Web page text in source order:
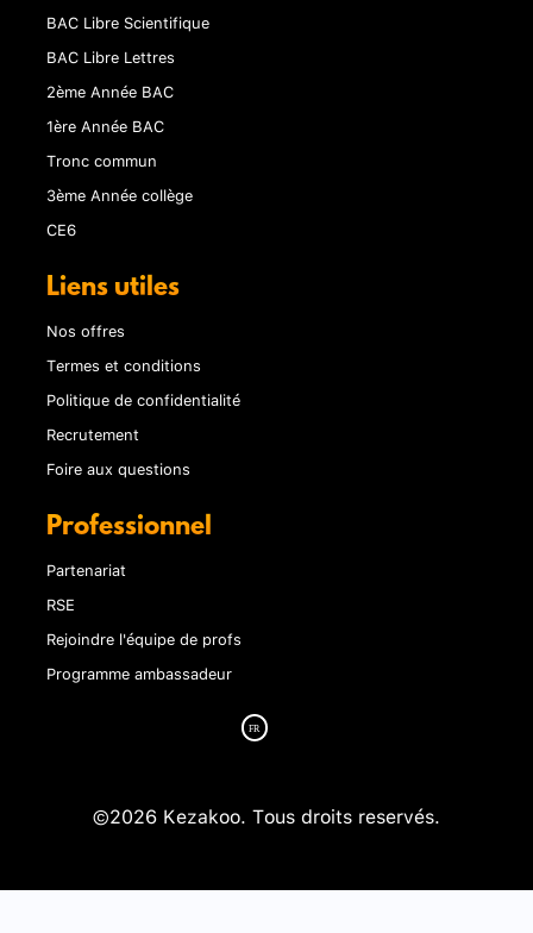
BAC Libre Scientifique
BAC Libre Lettres
2ème Année BAC
1ère Année BAC
Tronc commun
3ème Année collège
CE6
Liens utiles
Nos offres
Termes et conditions
Politique de confidentialité
Recrutement
Foire aux questions
Professionnel
Partenariat
RSE
Rejoindre l'équipe de profs
Programme ambassadeur
©2026 Kezakoo. Tous droits reservés.